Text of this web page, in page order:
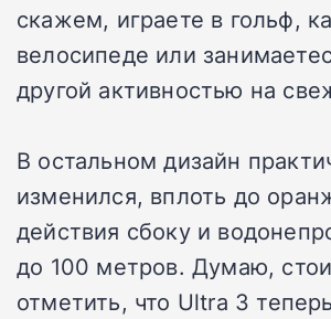
скажем, играете в гольф,
велосипеде или
другой активностью на
В остальном дизайн
изменился, вплоть до
действия сбоку и
до 100 метров. Думаю,
отметить, что Ultra 3 теперь